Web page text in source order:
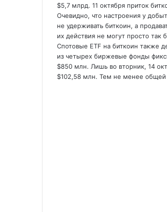
$5,7 млрд. 11 октября приток
Очевидно, что настроения у
не удерживать биткоин, а
их действия не могут просто так
Спотовые ETF на биткоин также
из четырех биржевые фонды
$850 млн. Лишь во вторник, 14
$102,58 млн. Тем не менее общей